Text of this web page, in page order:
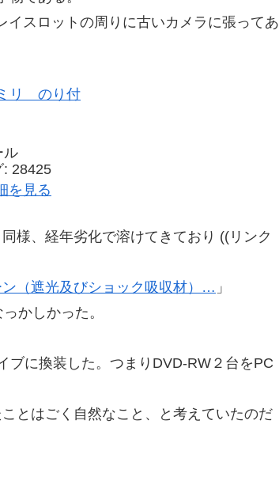
スロットの周りに古いカメラに張ってあ
リ のり付
ル
: 28425
を見る
様、経年劣化で溶けてきており ((リンク
（遮光及びショック吸収材）… 」
かしかった。
ブに換装した。つまりDVD-RW２台をPC
とはごく自然なこと、と考えていたのだ